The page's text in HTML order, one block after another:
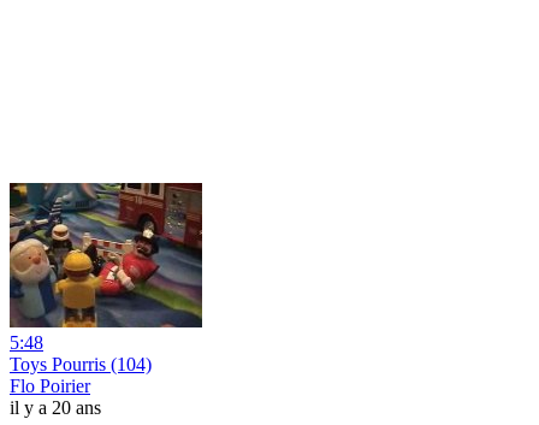
5:48
Toys Pourris (104)
Flo Poirier
il y a 20 ans